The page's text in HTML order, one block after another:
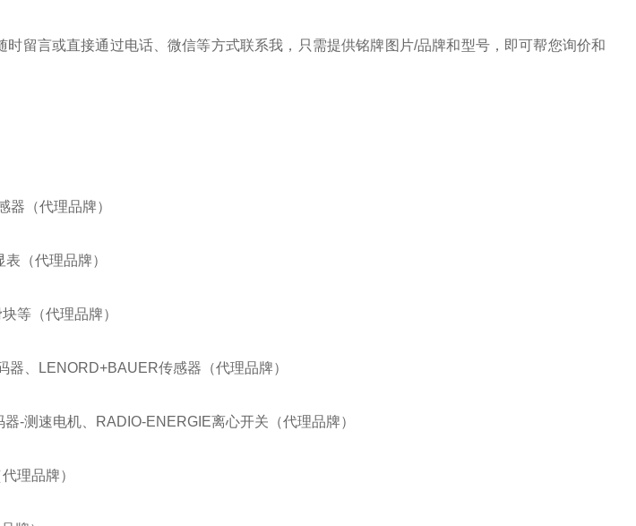
时留言或直接通过电话、微信等方式联系我，只需提供铭牌图片/品牌和型号，即可帮您询价和
器（代理品牌）
（代理品牌）
等（代理品牌）
、LENORD+BAUER传感器（代理品牌）
-测速电机、RADIO-ENERGIE离心开关（代理品牌）
理品牌）